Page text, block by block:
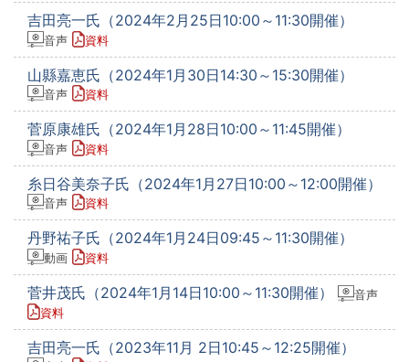
吉田亮一氏（2024年2月25日10:00～11:30開催）
音声 資料
山縣嘉恵氏（2024年1月30日14:30～15:30開催）
音声 資料
菅原康雄氏（2024年1月28日10:00～11:45開催）
音声 資料
糸日谷美奈子氏（2024年1月27日10:00～12:00開催）
音声 資料
丹野祐子氏（2024年1月24日09:45～11:30開催）
動画 資料
菅井茂氏（2024年1月14日10:00～11:30開催）
音声
資料
吉田亮一氏（2023年11月 2日10:45～12:25開催）